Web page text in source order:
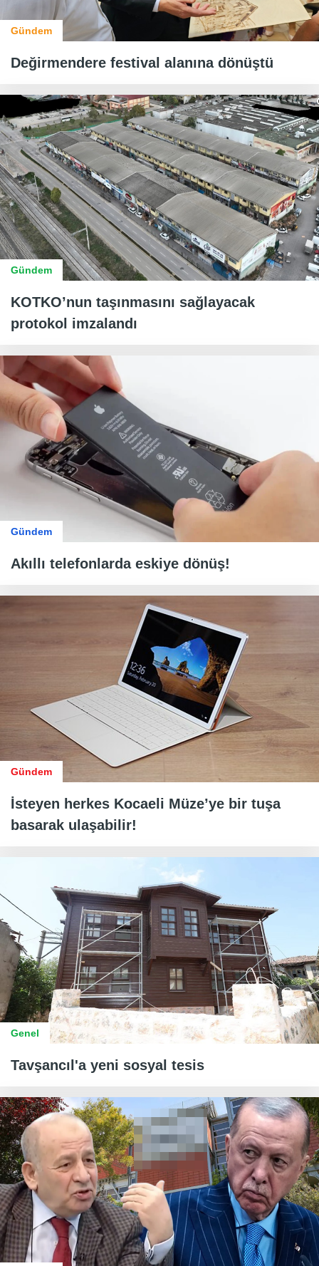
Gündem
Değirmendere festival alanına dönüştü
Gündem
KOTKO’nun taşınmasını sağlayacak
protokol imzalandı
Gündem
Akıllı telefonlarda eskiye dönüş!
Gündem
İsteyen herkes Kocaeli Müze’ye bir tuşa
basarak ulaşabilir!
Genel
Tavşancıl'a yeni sosyal tesis